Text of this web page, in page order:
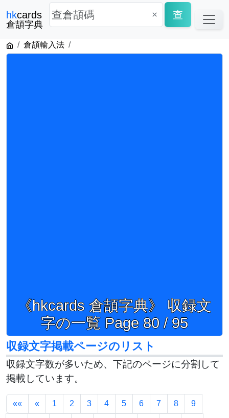
hkcards
倉頡字典
× 查
倉頡輸入法
《hkcards 倉頡字典》 収録文
字の一覧 Page 80 / 95
収録文字掲載ページのリスト
収録文字数が多いため、下記のページに分割して
掲載しています。
«« « 1 2 3 4 5 6 7 8 9